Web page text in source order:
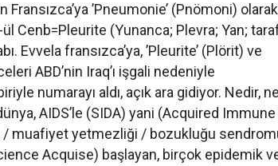
’Pneumonie’ (Pnömoni)
Cenb=Pleurite (Yunanca; Plevra; Yan;
Evvela fransızca’ya, ’Pleurite’ (Plörit) ve
ABD’nin Iraq’ı işgali nedeniyle
numarayı aldı, açık ara gidiyor. Nedir, ne
AIDS’le (SIDA) yani (Acquired Immune
/ muafiyet yetmezliği / bozukluğu
Acquise) başlayan, birçok epidemik